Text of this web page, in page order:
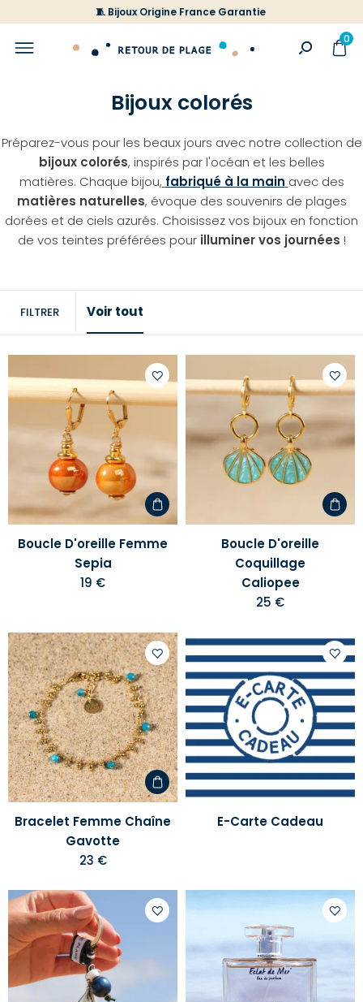
🧵 Bijoux Origine France Garantie
0
Bijoux colorés
Préparez-vous pour les beaux jours avec notre collection de
bijoux colorés, inspirés par l'océan et les belles
matières. Chaque bijou, fabriqué à la main avec des
matières naturelles, évoque des souvenirs de plages
dorées et de ciels azurés. Choisissez vos bijoux en fonction
de vos teintes préférées pour illuminer vos journées !
FILTRER Voir tout
Ajouter
liste
d'envies
Boucle D'oreille Femme
Sepia
19 €
à
votre
Boucle D'oreille
Coquillage
Caliopee
25 €
Ajouter
à
votre
liste
d'envies
Bracelet Femme Chaîne
Gavotte
23 €
à
votre
liste
E-Carte Cadeau